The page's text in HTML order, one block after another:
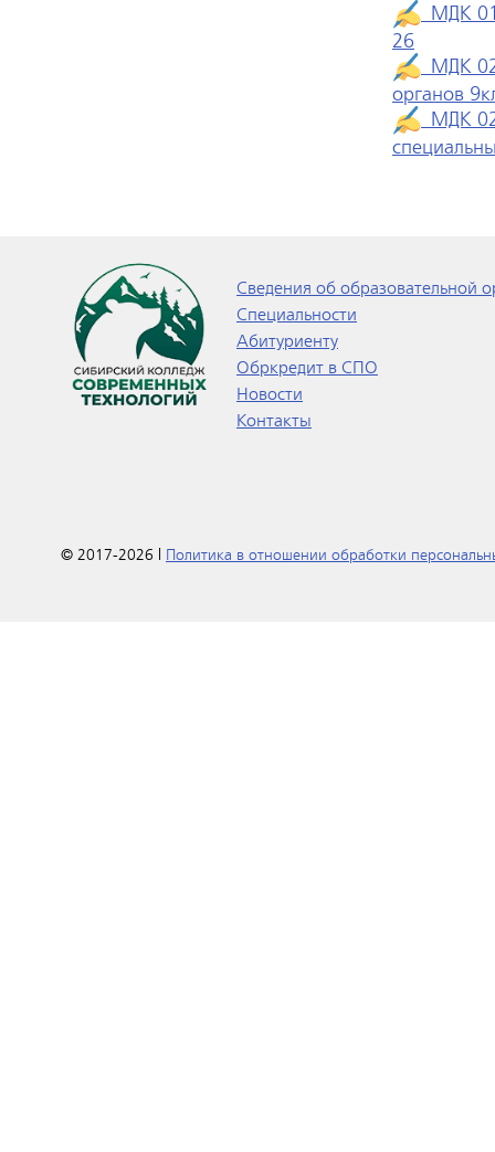
МДК
26
МДК
органов
МДК
Сведения об образовательной
Специальности
Абитуриенту
Обркредит в СПО
Новости
Контакты
© 2017-2026 | Политика в отношении обработки